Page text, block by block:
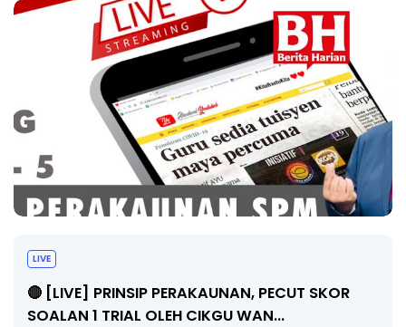
PRINSIP PERAKAUNAN, PECUT SKOR
1 TRIAL OLEH CIKGU WAN...